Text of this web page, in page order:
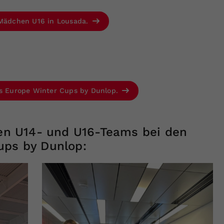
U16 in Lousada.
Europe Winter Cups by Dunlop.
U14- und U16-Teams bei den
by Dunlop: